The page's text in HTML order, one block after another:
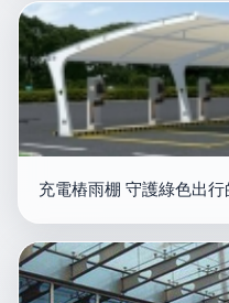
充電樁雨棚 守護綠色出行